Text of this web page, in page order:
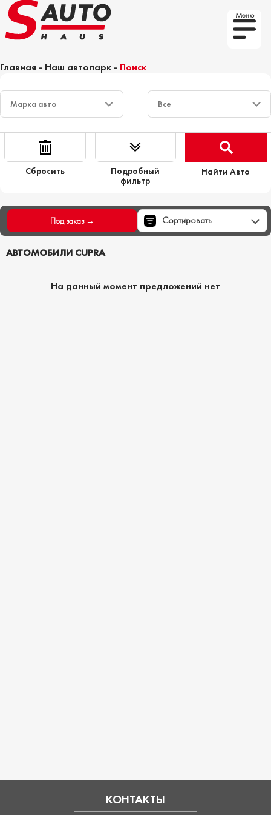
Меню
Главная - Наш автопарк - Поиск
Сбросить
Подробный
фильтр
Найти Авто
АВТОМОБИЛИ CUPRA
Под заказ → Сортировать
На данный момент предложений нет
КОНТАКТЫ